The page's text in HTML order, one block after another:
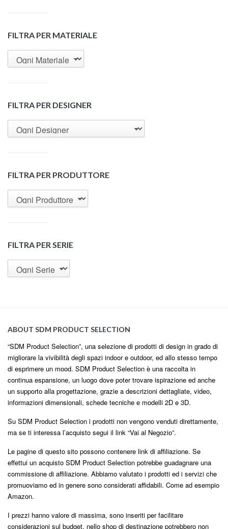
FILTRA PER MATERIALE
FILTRA PER DESIGNER
FILTRA PER PRODUTTORE
FILTRA PER SERIE
ABOUT SDM PRODUCT SELECTION
“SDM Product Selection”, una selezione di prodotti di design in grado di
migliorare la vivibilità degli spazi indoor e outdoor, ed allo stesso tempo
di esprimere un mood. SDM Product Selection è una raccolta in
continua espansione, un luogo dove poter trovare ispirazione ed anche
un supporto alla progettazione, grazie a descrizioni dettagliate, video,
informazioni dimensionali, schede tecniche e modelli 2D e 3D.
Su SDM Product Selection i prodotti non vengono venduti direttamente,
ma se ti interessa l’acquisto segui il link “Vai al Negozio”.
Le pagine di questo sito possono contenere link di affiliazione. Se
effettui un acquisto SDM Product Selection potrebbe guadagnare una
commissione di affiliazione. Abbiamo valutato i prodotti ed i servizi che
promuoviamo ed in genere sono considerati affidabili. Come ad esempio
Amazon.
I prezzi hanno valore di massima, sono inseriti per facilitare
considerazioni sul budget, nello shop di destinazione potrebbero non